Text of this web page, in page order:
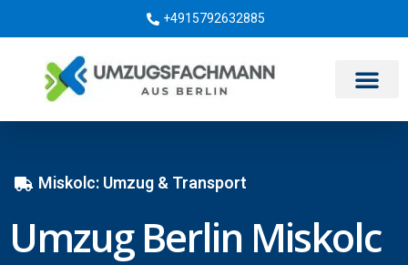
+4915792632885
Miskolc: Umzug & Transport
Umzug Berlin Miskolc